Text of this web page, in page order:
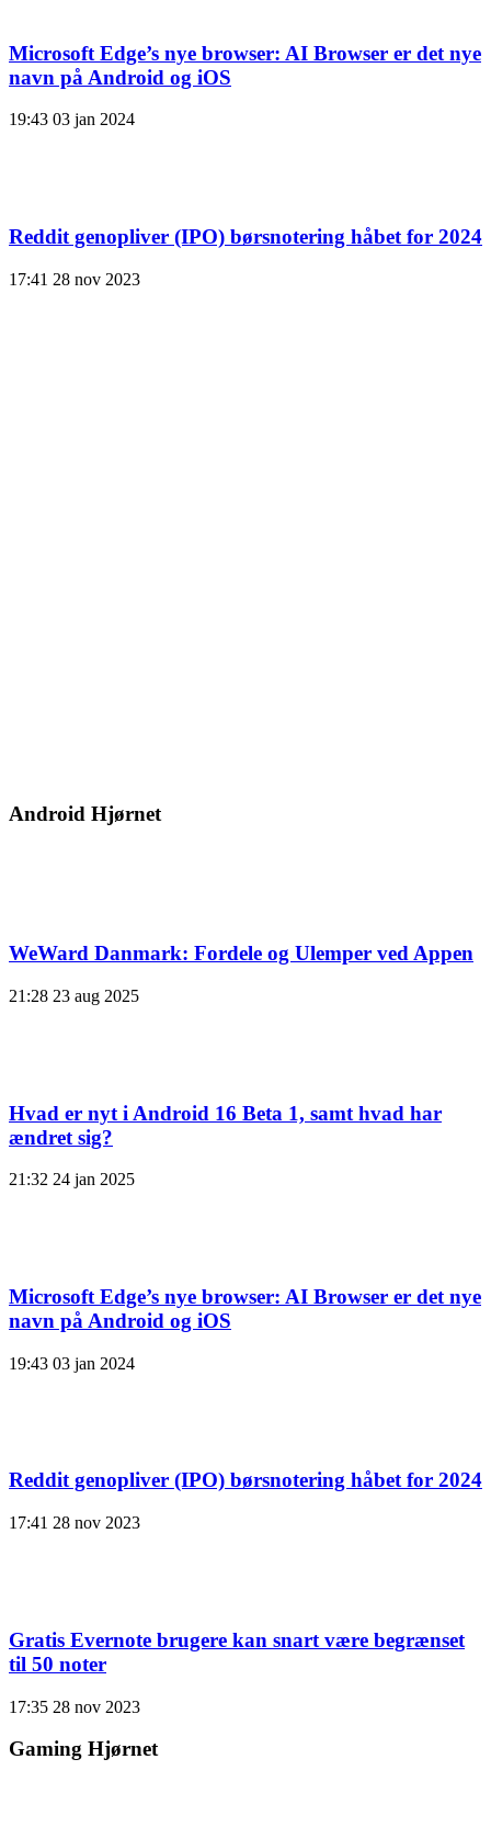
Microsoft Edge’s nye browser: AI Browser er det nye
navn på Android og iOS
19:43 03 jan 2024
Reddit genopliver (IPO) børsnotering håbet for 2024
17:41 28 nov 2023
Android Hjørnet
WeWard Danmark: Fordele og Ulemper ved Appen
21:28 23 aug 2025
Hvad er nyt i Android 16 Beta 1, samt hvad har
ændret sig?
21:32 24 jan 2025
Microsoft Edge’s nye browser: AI Browser er det nye
navn på Android og iOS
19:43 03 jan 2024
Reddit genopliver (IPO) børsnotering håbet for 2024
17:41 28 nov 2023
Gratis Evernote brugere kan snart være begrænset
til 50 noter
17:35 28 nov 2023
Gaming Hjørnet